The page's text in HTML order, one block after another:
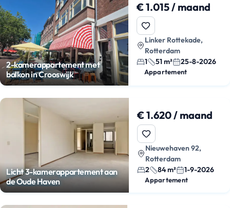
2-kamerappartement met
balkon in Crooswijk
€ 1.015 / maand
Linker Rottekade,
Rotterdam
1
51 m² 25-8-2026
Appartement
Licht 3-kamerappartement aan
de Oude Haven
€ 1.620 / maand
Nieuwehaven 92,
Rotterdam
2
84 m² 1-9-2026
Appartement